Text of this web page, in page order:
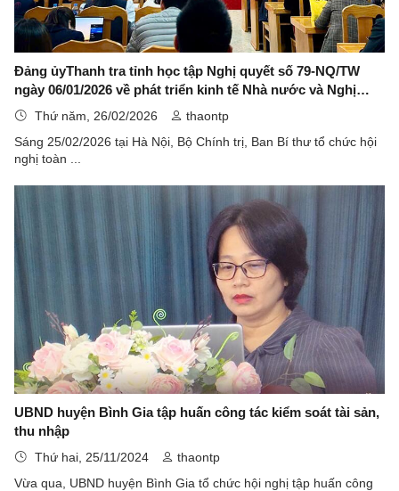
Đảng ủyThanh tra tỉnh học tập Nghị quyết số 79-NQ/TW
ngày 06/01/2026 về phát triển kinh tế Nhà nước và Nghị
quyết số 80-NQ/TW ngày 07/01/2026 về phát triển văn hóa
Việt Nam của Bộ Chính trị
Thứ năm, 26/02/2026
thaontp
Sáng 25/02/2026 tại Hà Nội, Bộ Chính trị, Ban Bí thư tổ chức hội
nghị toàn ...
UBND huyện Bình Gia tập huấn công tác kiểm soát tài sản,
thu nhập
Thứ hai, 25/11/2024
thaontp
Vừa qua, UBND huyện Bình Gia tổ chức hội nghị tập huấn công